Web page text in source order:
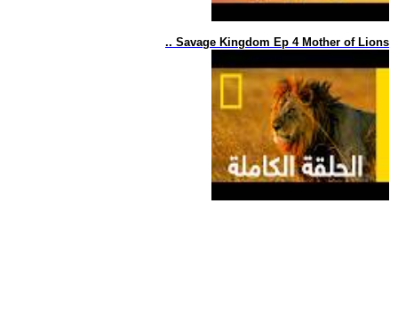
.. Savage Kingdom Ep 4 Mother of Lions